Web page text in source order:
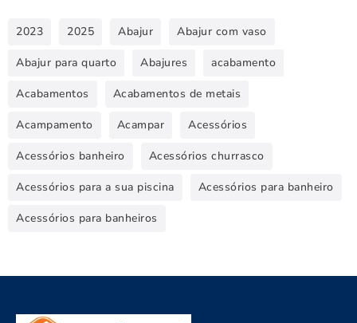
2023 2025 Abajur Abajur com vaso
Abajur para quarto Abajures acabamento
Acabamentos Acabamentos de metais
Acampamento Acampar Acessórios
Acessórios banheiro Acessórios churrasco
Acessórios para a sua piscina Acessórios para banheiro
Acessórios para banheiros